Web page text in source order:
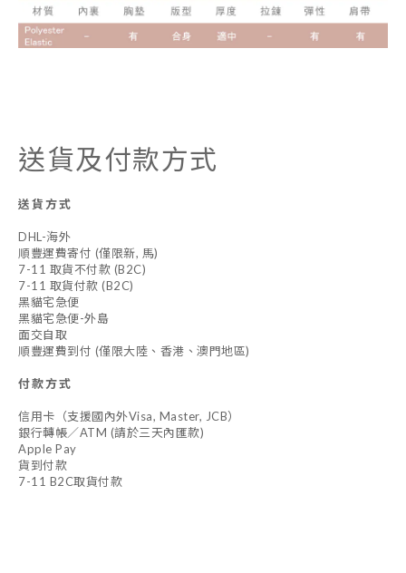
送貨及付款方式
送貨方式
DHL-海外
順豐運費寄付 (僅限新, 馬)
7-11 取貨不付款 (B2C)
7-11 取貨付款 (B2C)
黑貓宅急便
黑貓宅急便-外島
面交自取
順豐運費到付 (僅限大陸、香港、澳門地區)
付款方式
信用卡（支援國內外Visa, Master, JCB）
銀行轉帳／ATM (請於三天內匯款)
Apple Pay
貨到付款
7-11 B2C取貨付款